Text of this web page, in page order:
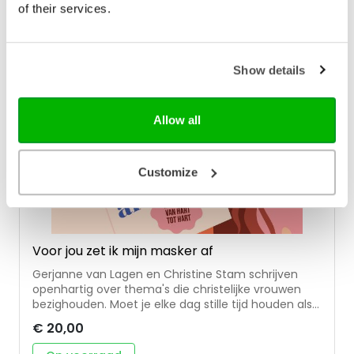
of their services.
Show details
Allow all
Customize
schrijft sinds veertien jaar elke zaterdag in de
Leeuwarder Courant. Hij was ruim veertig jaar
bundels: Gaat een dominee voorbij (2013) en Als het
Voor jou zet ik mijn masker af
Gerjanne van Lagen en Christine Stam schrijven
openhartig over thema's die christelijke vrouwen
bezighouden. Moet je elke dag stille tijd houden als
moeders? Hoe ga je om met schuldgevoel? Kan
een mens onvoorwaardelijk liefhebben en totaal
€ 20,00